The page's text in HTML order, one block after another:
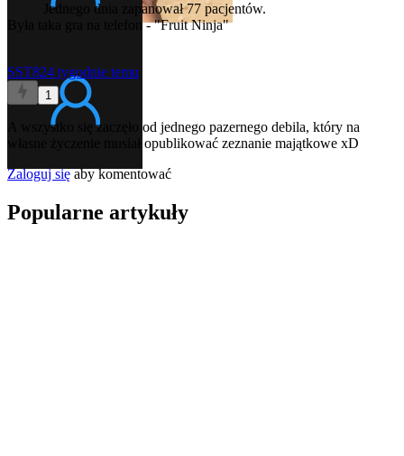
Jednego dnia zapanował 77 pacjentów.
Była taka gra na telefon - "Fruit Ninja"
SST824 tygodnie temu
1
A wszystko się zaczęło od jednego pazernego debila, który na
własne życzenie musiał opublikować zeznanie majątkowe xD
Zaloguj sięaby komentować
Popularne artykuły